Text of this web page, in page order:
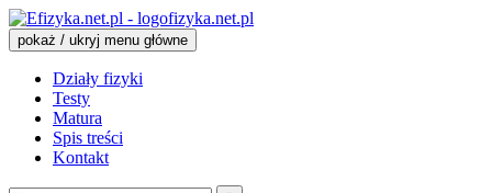
fizyka.net.pl
pokaż / ukryj menu główne
Działy fizyki
Testy
Matura
Spis treści
Kontakt